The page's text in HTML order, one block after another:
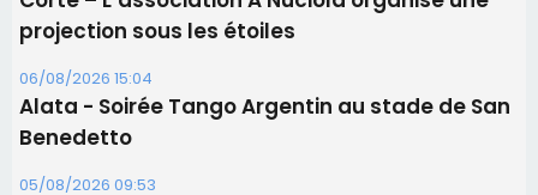
31/07/2026 08:24
Tennis - Début ce week-end du tournoi du
RCPV
31/07/2026 08:22
82ème anniversaire de la disparition du
Commandant Antoine de Saint Exupery